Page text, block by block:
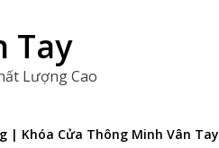
Tay
Lượng Cao
| Khóa Cửa Thông Minh Vân Tay